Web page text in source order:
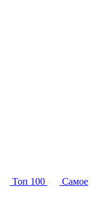
Топ 100
Самое